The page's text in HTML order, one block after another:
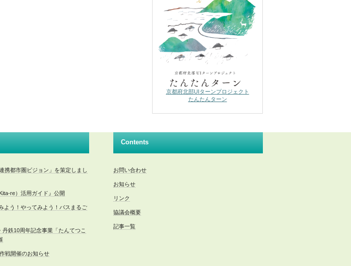
京都府北部UIターンプロジェクト
たんたんターン
携都市圏ビジョン」を策定しまし
re）活用ガイド』公開
よう！やってみよう！バスまるご
鉄10周年記念事業「たんてつこ
戦開催のお知らせ
Contents
お問い合わせ
お知らせ
リンク
協議会概要
記事一覧